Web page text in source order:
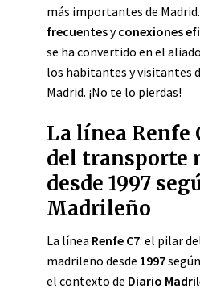
más importantes de
frecuentesyconexiones
se ha convertido en el
los habitantes y visitantes
Madrid. ¡No te lo pierdas!
La línea Renfe
del transporte
desde 1997
Madrileño
La línea Renfe C7: el pilar
madrileño desde 1997según
el contexto de Diario